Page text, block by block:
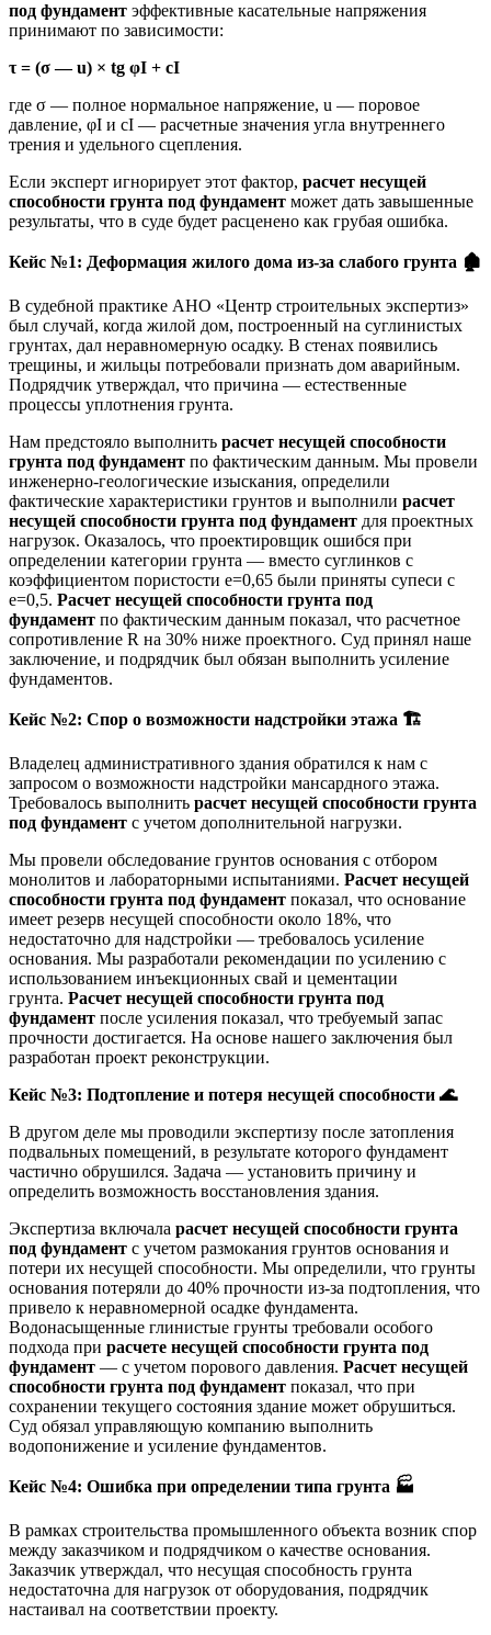
под фундамент эффективные касательные напряжения
принимают по зависимости:
τ = (σ — u) × tg φI + cI
где σ — полное нормальное напряжение, u — поровое
давление, φI и cI — расчетные значения угла внутреннего
трения и удельного сцепления.
Если эксперт игнорирует этот фактор, расчет несущей
способности грунта под фундамент может дать завышенные
результаты, что в суде будет расценено как грубая ошибка.
Кейс №1: Деформация жилого дома из-за слабого грунта 🏚️
В судебной практике АНО «Центр строительных экспертиз»
был случай, когда жилой дом, построенный на суглинистых
грунтах, дал неравномерную осадку. В стенах появились
трещины, и жильцы потребовали признать дом аварийным.
Подрядчик утверждал, что причина — естественные
процессы уплотнения грунта.
Нам предстояло выполнить расчет несущей способности
грунта под фундамент по фактическим данным. Мы провели
инженерно-геологические изыскания, определили
фактические характеристики грунтов и выполнили расчет
несущей способности грунта под фундамент для проектных
нагрузок. Оказалось, что проектировщик ошибся при
определении категории грунта — вместо суглинков с
коэффициентом пористости e=0,65 были приняты супеси с
e=0,5. Расчет несущей способности грунта под
фундамент по фактическим данным показал, что расчетное
сопротивление R на 30% ниже проектного. Суд принял наше
заключение, и подрядчик был обязан выполнить усиление
фундаментов.
Кейс №2: Спор о возможности надстройки этажа 🏗️
Владелец административного здания обратился к нам с
запросом о возможности надстройки мансардного этажа.
Требовалось выполнить расчет несущей способности грунта
под фундамент с учетом дополнительной нагрузки.
Мы провели обследование грунтов основания с отбором
монолитов и лабораторными испытаниями. Расчет несущей
способности грунта под фундамент показал, что основание
имеет резерв несущей способности около 18%, что
недостаточно для надстройки — требовалось усиление
основания. Мы разработали рекомендации по усилению с
использованием инъекционных свай и цементации
грунта. Расчет несущей способности грунта под
фундамент после усиления показал, что требуемый запас
прочности достигается. На основе нашего заключения был
разработан проект реконструкции.
Кейс №3: Подтопление и потеря несущей способности 🌊
В другом деле мы проводили экспертизу после затопления
подвальных помещений, в результате которого фундамент
частично обрушился. Задача — установить причину и
определить возможность восстановления здания.
Экспертиза включала расчет несущей способности грунта
под фундамент с учетом размокания грунтов основания и
потери их несущей способности. Мы определили, что грунты
основания потеряли до 40% прочности из-за подтопления, что
привело к неравномерной осадке фундамента.
Водонасыщенные глинистые грунты требовали особого
подхода при расчете несущей способности грунта под
фундамент — с учетом порового давления. Расчет несущей
способности грунта под фундамент показал, что при
сохранении текущего состояния здание может обрушиться.
Суд обязал управляющую компанию выполнить
водопонижение и усиление фундаментов.
Кейс №4: Ошибка при определении типа грунта 🏭
В рамках строительства промышленного объекта возник спор
между заказчиком и подрядчиком о качестве основания.
Заказчик утверждал, что несущая способность грунта
недостаточна для нагрузок от оборудования, подрядчик
настаивал на соответствии проекту.